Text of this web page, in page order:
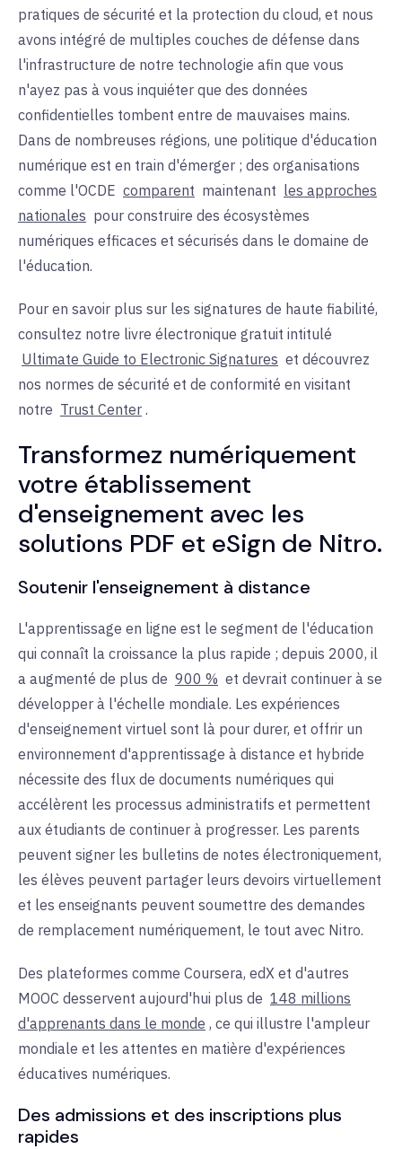
pratiques de sécurité et la protection du cloud, et nous
avons intégré de multiples couches de défense dans
l'infrastructure de notre technologie afin que vous
n'ayez pas à vous inquiéter que des données
confidentielles tombent entre de mauvaises mains.
Dans de nombreuses régions, une politique d'éducation
numérique est en train d'émerger ; des organisations
comme l'OCDE comparent maintenant les approches
nationales pour construire des écosystèmes
numériques efficaces et sécurisés dans le domaine de
l'éducation.
Pour en savoir plus sur les signatures de haute fiabilité,
consultez notre livre électronique gratuit intitulé
Ultimate Guide to Electronic Signatures et découvrez
nos normes de sécurité et de conformité en visitant
notre Trust Center .
Transformez numériquement
votre établissement
d'enseignement avec les
solutions PDF et eSign de Nitro.
Soutenir l'enseignement à distance
L'apprentissage en ligne est le segment de l'éducation
qui connaît la croissance la plus rapide ; depuis 2000, il
a augmenté de plus de 900 % et devrait continuer à se
développer à l'échelle mondiale. Les expériences
d'enseignement virtuel sont là pour durer, et offrir un
environnement d'apprentissage à distance et hybride
nécessite des flux de documents numériques qui
accélèrent les processus administratifs et permettent
aux étudiants de continuer à progresser. Les parents
peuvent signer les bulletins de notes électroniquement,
les élèves peuvent partager leurs devoirs virtuellement
et les enseignants peuvent soumettre des demandes
de remplacement numériquement, le tout avec Nitro.
Des plateformes comme Coursera, edX et d'autres
MOOC desservent aujourd'hui plus de 148 millions
d'apprenants dans le monde , ce qui illustre l'ampleur
mondiale et les attentes en matière d'expériences
éducatives numériques.
Des admissions et des inscriptions plus
rapides